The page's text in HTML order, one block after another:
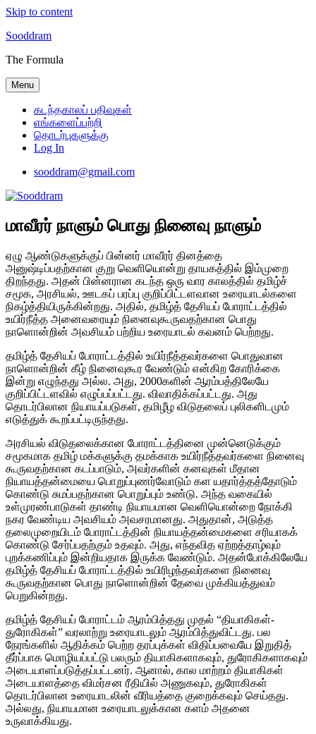
Skip to content
Sooddram
The Formula
Menu
கடந்தகாலப் பதிவுகள்
எங்களைப்பற்றி
தொடர்புகளுக்கு
Log In
sooddram@gmail.com
மாவீரர் நாளும் பொது நினைவு நாளும்
ஏழு ஆண்டுகளுக்குப் பின்னர் மாவீரர் தினத்தை
அனுஷ்டிப்பதற்கான குறு வெளியொன்று தாயகத்தில் இம்முறை
திறந்தது. அதன் பின்னரான கடந்த ஒரு வார காலத்தில் தமிழ்ச்
சமூக, அரசியல், ஊடகப் பரப்பு குறிப்பிட்டளவான உரையாடல்களை
நிகழ்த்தியிருக்கின்றது. அதில், தமிழ்த் தேசியப் போராட்டத்தில்
உயிர்நீத்த அனைவரையும் நினைவுகூருவதற்கான பொது
நாளொன்றின் அவசியம் பற்றிய உரையாடல் கவனம் பெற்றது.
தமிழ்த் தேசியப் போராட்டத்தில் உயிர்நீத்தவர்களை பொதுவான
நாளொன்றின் கீழ் நினைவுகூர வேண்டும் என்கிற கோரிக்கை
இன்று எழுந்தது அல்ல. அது, 2000களின் ஆரம்பத்திலேயே
குறிப்பிட்டளவில் எழுப்பப்பட்டது. விவாதிக்கப்பட்டது. அது
தொடர்பிலான நியாயப்படுகள், தமிழீழ விடுதலைப் புலிகளிடமும்
எடுத்துக் கூறப்பட்டிருந்தது.
அரசியல் விடுதலைக்கான போராட்டத்தினை முன்னெடுக்கும்
சமூகமாக தமிழ் மக்களுக்கு தமக்காக உயிர்நீத்தவர்களை நினைவு
கூருவதற்கான கடப்பாடும், அவர்களின் கனவுகள் மீதான
நியாயத்தன்மையை பொறுப்புணர்வோடும் கள யதார்த்தத்தோடும்
கொண்டு சுமப்பதற்கான பொறுப்பும் உண்டு. அந்த வகையில்
உள்முரண்பாடுகள் தாண்டி நியாயமான வெளியொன்றை நோக்கி
நகர வேண்டிய அவசியம் அவசரமானது. அதுதான், அடுத்த
தலைமுறையிடம் போராட்டத்தின் நியாயத்தன்மைகளை சரியாகக்
கொண்டு சேர்ப்பதற்கும் உதவும். அது, எந்தவித ஏற்றத்தாழ்வும்
புறக்கணிப்பும் இன்றியதாக இருக்க வேண்டும். அதன்போக்கிலேயே
தமிழ்த் தேசியப் போராட்டத்தில் உயிரிழந்தவர்களை நினைவு
கூருவதற்கான பொது நாளொன்றின் தேவை முக்கியத்துவம்
பெறுகின்றது.
தமிழ்த் தேசியப் போராட்டம் ஆரம்பித்தது முதல் “தியாகிகள்-
துரோகிகள்” வரலாற்று உரையாடலும் ஆரம்பித்துவிட்டது. பல
நேரங்களில் ஆதிக்கம் பெற்ற தரப்புக்கள் விதிப்பவையே இறுதித்
தீர்ப்பாக மொழியப்பட்டு பலரும் தியாகிகளாகவும், துரோகிகளாகவும்
அடையாளப்படுத்தப்பட்டனர். ஆனால், கால மாற்றம் தியாகிகள்
அடையாளத்தை விமர்சன ரீதியில் அணுகவும், துரோகிகள்
தொடர்பிலான உரையாடலின் வீரியத்தை குறைக்கவும் செய்தது.
அல்லது, நியாயமான உரையாடலுக்கான களம் அதனை
உருவாக்கியது.